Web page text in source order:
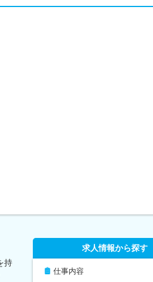
持
求人情報から探す
仕事内容